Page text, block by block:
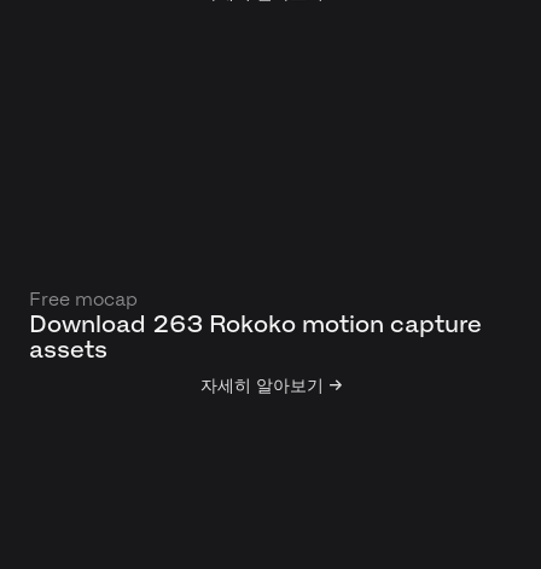
Free mocap
Download 263 Rokoko motion capture
assets
자세히 알아보기 →